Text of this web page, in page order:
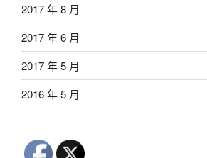
2017 年 8 月
2017 年 6 月
2017 年 5 月
2016 年 5 月